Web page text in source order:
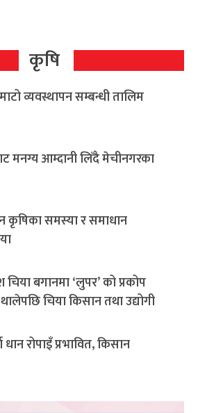
कृषि
व्यवस्थापन सम्बन्धी तालिम
मनग्य आम्दानी लिँदै मेचीनगरका
बगानमा ‘लुपर’ को प्रकोप
चिया किसान तथा उद्योगी
धान रोपाइँ प्रभावित, किसान